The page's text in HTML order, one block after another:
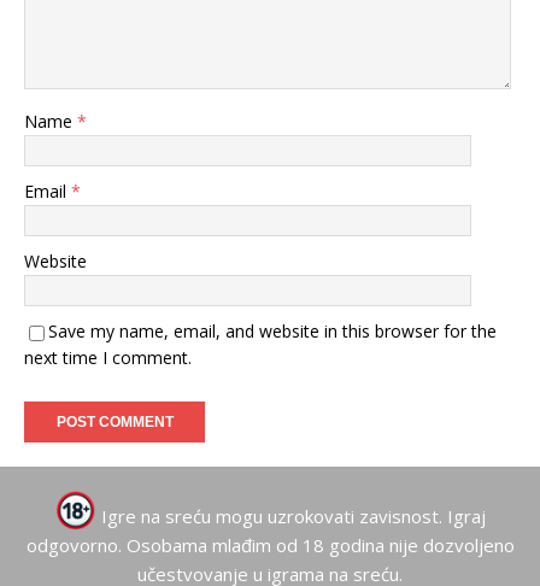
Name *
Email *
Website
Save my name, email, and website in this browser for the
next time I comment.
Igre na sreću mogu uzrokovati zavisnost. Igraj
odgovorno. Osobama mlađim od 18 godina nije dozvoljeno
učestvovanje u igrama na sreću.